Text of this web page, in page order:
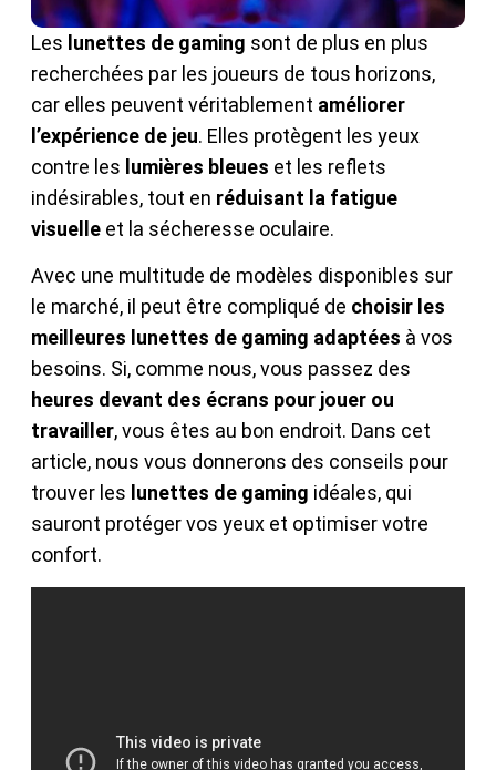
Les lunettes de gaming sont de plus en plus
recherchées par les joueurs de tous horizons,
car elles peuvent véritablement améliorer
l’expérience de jeu. Elles protègent les yeux
contre les lumières bleues et les reflets
indésirables, tout en réduisant la fatigue
visuelle et la sécheresse oculaire.
Avec une multitude de modèles disponibles sur
le marché, il peut être compliqué de choisir les
meilleures lunettes de gaming adaptées à vos
besoins. Si, comme nous, vous passez des
heures devant des écrans pour jouer ou
travailler, vous êtes au bon endroit. Dans cet
article, nous vous donnerons des conseils pour
trouver les lunettes de gaming idéales, qui
sauront protéger vos yeux et optimiser votre
confort.